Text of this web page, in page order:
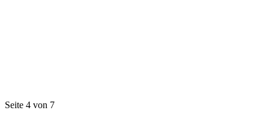
Seite 4 von 7